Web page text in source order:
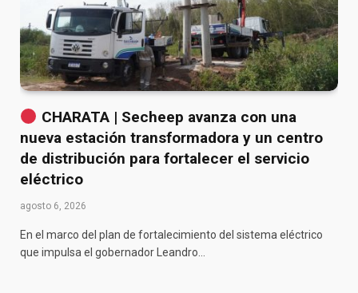
CHARATA | Secheep avanza con una
nueva estación transformadora y un centro
de distribución para fortalecer el servicio
eléctrico
agosto 6, 2026
En el marco del plan de fortalecimiento del sistema eléctrico
que impulsa el gobernador Leandro…